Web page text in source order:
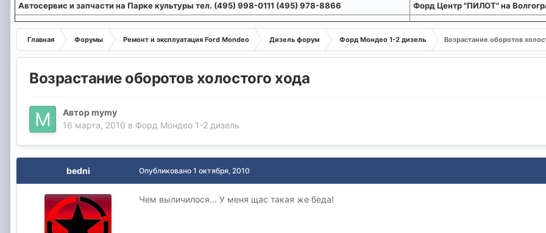
Aвтосервис и запчасти на Парке культуры тел. (495) 998-0111 (495) 978-8866 Форд Центр "ПИЛОТ" на
Главная Форумы Ремонт и эксплуатация Ford Mondeo Дизель форум Форд Мондео 1-2 дизель Возрастание оборотов
Возрастание оборотов холостого хода
Авторmymy
16 марта, 2010 в Форд Мондео 1-2 дизель
bedni Опубликовано 1 октября, 2010
Чем выличилося... У меня щас такая же беда!